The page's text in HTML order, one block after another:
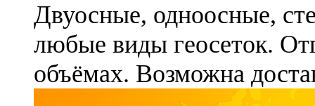
Двуосные, одноосные,
любые виды геосеток.
объёмах. Возможна